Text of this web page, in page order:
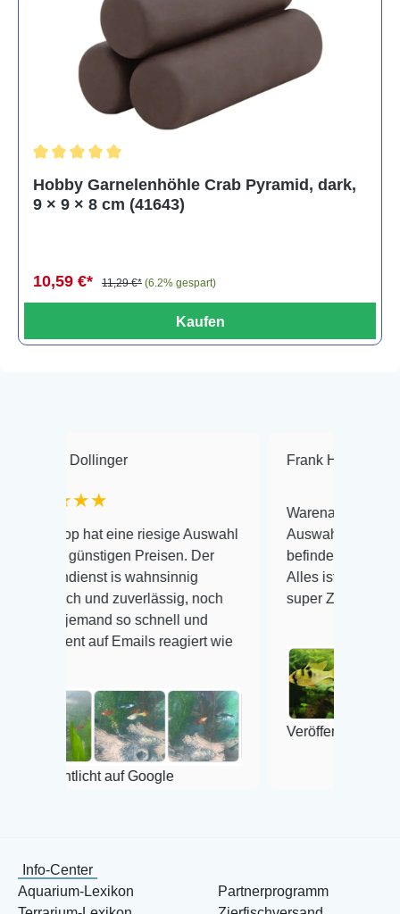
Hobby Garnelenhöhle Crab Pyramid, dark,
9 × 9 × 8 cm (41643)
10,59 €* 11,29 €* (6.2% gespart)
Kaufen
eine riesige Auswahl
Preisen. Der
is wahnsinnig
und zuverlässig, noch
so schnell und
auf Emails reagiert wie
auf Google
Frank Hackmayer
Warenanlieferung Top und die
Auswahl plus
befinden der Fische
Alles ist quick lebendig und im
super Zustand. Gerne wieder
Veröffentlicht auf Google
Info-Center
Aquarium-Lexikon
Partnerprogramm